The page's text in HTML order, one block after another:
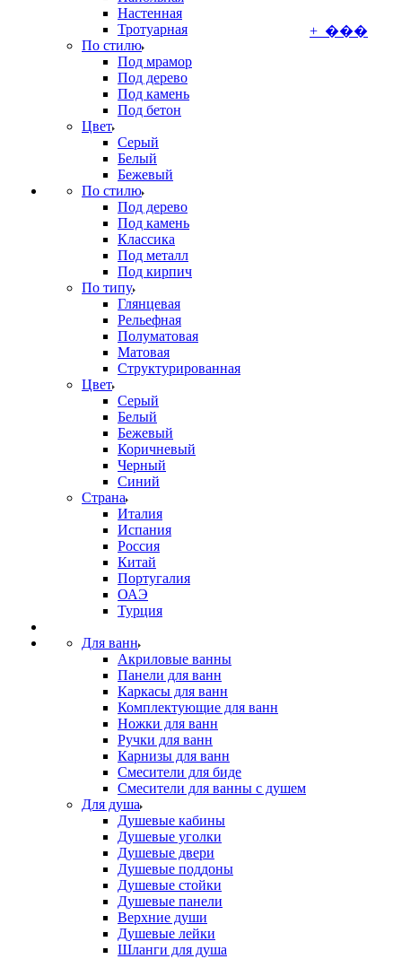
Настенная
Тротуарная
По стилю
Под мрамор
Под дерево
Под камень
Под бетон
Цвет
Серый
Белый
Бежевый
По стилю
Под дерево
Под камень
Классика
Под металл
Под кирпич
По типу
Глянцевая
Рельефная
Полуматовая
Матовая
Структурированная
Цвет
Серый
Белый
Бежевый
Коричневый
Черный
Синий
Страна
Италия
Испания
Россия
Китай
Португалия
ОАЭ
Турция
Для ванн
Акриловые ванны
Панели для ванн
Каркасы для ванн
Комплектующие для ванн
Ножки для ванн
Ручки для ванн
Карнизы для ванн
Смесители для биде
Смесители для ванны с душем
Для душа
Душевые кабины
Душевые уголки
Душевые двери
Душевые поддоны
Душевые стойки
Душевые панели
Верхние души
Душевые лейки
Шланги для душа
+ ���